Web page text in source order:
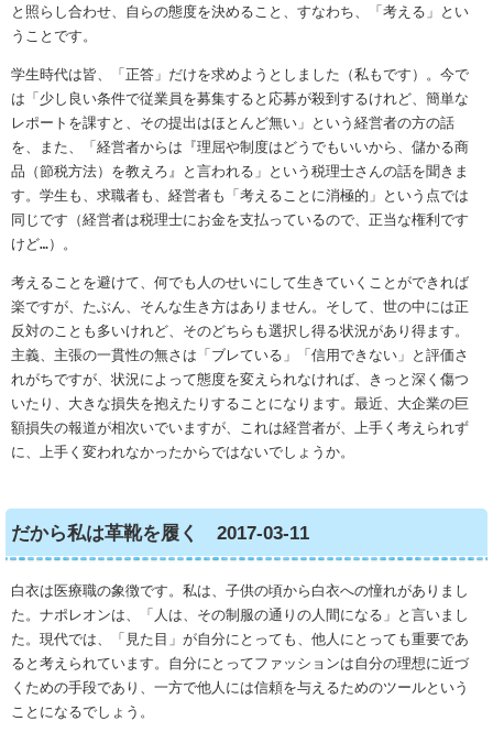
と照らし合わせ、自らの態度を決めること、すなわち、「考える」とい
うことです。
学生時代は皆、「正答」だけを求めようとしました（私もです）。今で
は「少し良い条件で従業員を募集すると応募が殺到するけれど、簡単な
レポートを課すと、その提出はほとんど無い」という経営者の方の話
を、また、「経営者からは『理屈や制度はどうでもいいから、儲かる商
品（節税方法）を教えろ』と言われる」という税理士さんの話を聞きま
す。学生も、求職者も、経営者も「考えることに消極的」という点では
同じです（経営者は税理士にお金を支払っているので、正当な権利です
けど…）。
考えることを避けて、何でも人のせいにして生きていくことができれば
楽ですが、たぶん、そんな生き方はありません。そして、世の中には正
反対のことも多いけれど、そのどちらも選択し得る状況があり得ます。
主義、主張の一貫性の無さは「ブレている」「信用できない」と評価さ
れがちですが、状況によって態度を変えられなければ、きっと深く傷つ
いたり、大きな損失を抱えたりすることになります。最近、大企業の巨
額損失の報道が相次いでいますが、これは経営者が、上手く考えられず
に、上手く変われなかったからではないでしょうか。
だから私は革靴を履く 2017-03-11
白衣は医療職の象徴です。私は、子供の頃から白衣への憧れがありまし
た。ナポレオンは、「人は、その制服の通りの人間になる」と言いまし
た。現代では、「見た目」が自分にとっても、他人にとっても重要であ
ると考えられています。自分にとってファッションは自分の理想に近づ
くための手段であり、一方で他人には信頼を与えるためのツールという
ことになるでしょう。